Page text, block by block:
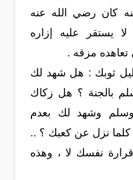
كان رضي الله عنه
لا يستقر عليه إزاره
مزقه .
ثوبك : هل شهد لك
بالجنة ؟ هل زكاك
وسلم وشهد لك بعدم
كلما نزل عن كعبك ؟ ..
نفسك لا ، وهذه